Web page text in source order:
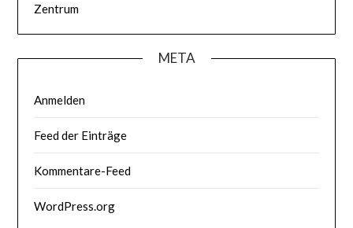
Zentrum
META
Anmelden
Feed der Einträge
Kommentare-Feed
WordPress.org